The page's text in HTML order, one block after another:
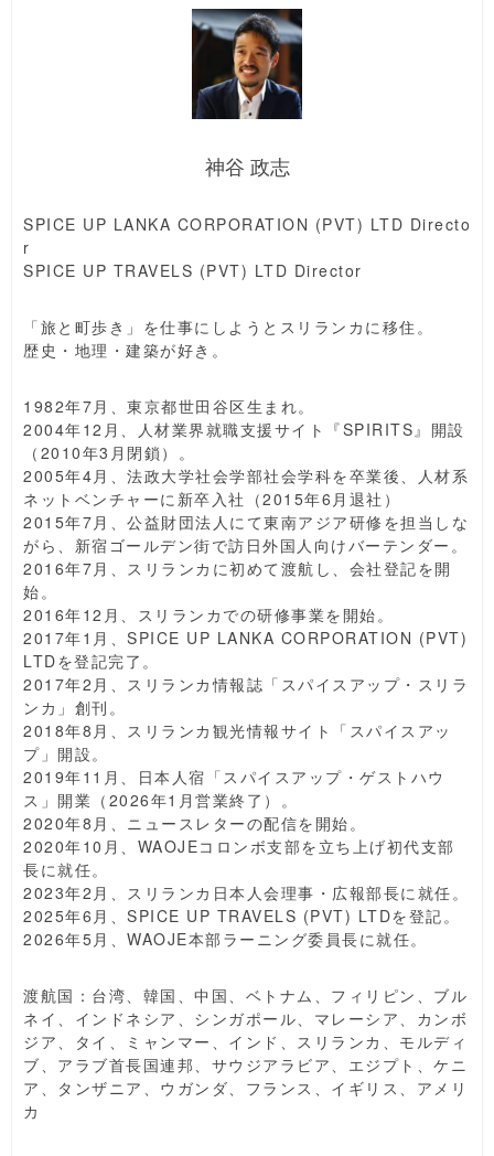
神谷 政志
SPICE UP LANKA CORPORATION (PVT) LTD Directo
r
SPICE UP TRAVELS (PVT) LTD Director
「旅と町歩き」を仕事にしようとスリランカに移住。
歴史・地理・建築が好き。
1982年7月、東京都世田谷区生まれ。
2004年12月、人材業界就職支援サイト『SPIRITS』開設
（2010年3月閉鎖）。
2005年4月、法政大学社会学部社会学科を卒業後、人材系
ネットベンチャーに新卒入社（2015年6月退社）
2015年7月、公益財団法人にて東南アジア研修を担当しな
がら、新宿ゴールデン街で訪日外国人向けバーテンダー。
2016年7月、スリランカに初めて渡航し、会社登記を開
始。
2016年12月、スリランカでの研修事業を開始。
2017年1月、SPICE UP LANKA CORPORATION (PVT)
LTDを登記完了。
2017年2月、スリランカ情報誌「スパイスアップ・スリラ
ンカ」創刊。
2018年8月、スリランカ観光情報サイト「スパイスアッ
プ」開設。
2019年11月、日本人宿「スパイスアップ・ゲストハウ
ス」開業（2026年1月営業終了）。
2020年8月、ニュースレターの配信を開始。
2020年10月、WAOJEコロンボ支部を立ち上げ初代支部
長に就任。
2023年2月、スリランカ日本人会理事・広報部長に就任。
2025年6月、SPICE UP TRAVELS (PVT) LTDを登記。
2026年5月、WAOJE本部ラーニング委員長に就任。
渡航国：台湾、韓国、中国、ベトナム、フィリピン、ブル
ネイ、インドネシア、シンガポール、マレーシア、カンボ
ジア、タイ、ミャンマー、インド、スリランカ、モルディ
ブ、アラブ首長国連邦、サウジアラビア、エジプト、ケニ
ア、タンザニア、ウガンダ、フランス、イギリス、アメリ
カ